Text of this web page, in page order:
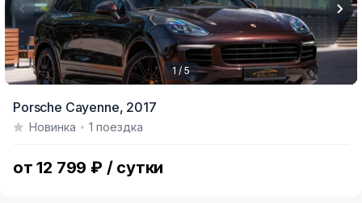
of
1 / 5
Porsche Cayenne, 2017
Новинка 1 поездка
от 12 799 ₽ / сутки